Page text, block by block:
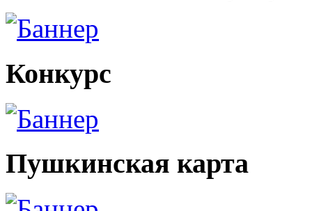
Конкурс
Пушкинская карта